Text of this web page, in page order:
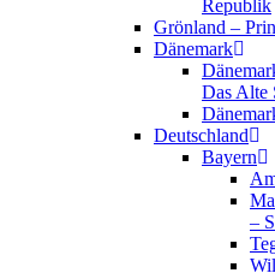
Republik
Grönland –
Dänemark
Das Alte
Deutschland
Bayern
–